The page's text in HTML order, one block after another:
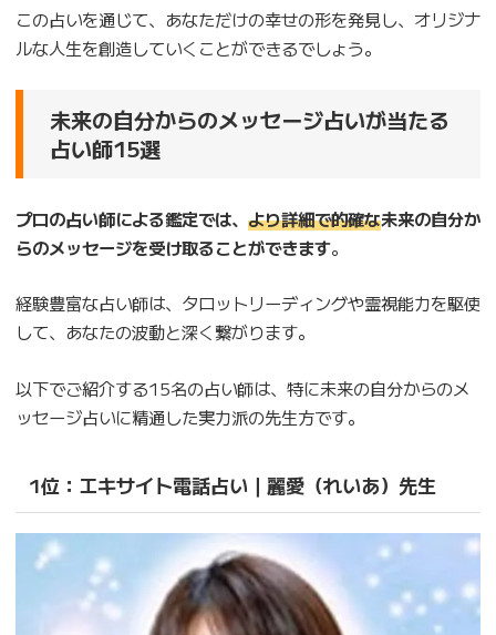
この占いを通じて、あなただけの幸せの形を発見し、オリジナ
ルな人生を創造していくことができるでしょう。
未来の自分からのメッセージ占いが当たる
占い師15選
プロの占い師による鑑定では、 より詳細で的確な未来の自分か
らのメッセージを受け取ることができます。
経験豊富な占い師は、タロットリーディングや霊視能力を駆使
して、あなたの波動と深く繋がります。
以下でご紹介する15名の占い師は、特に未来の自分からのメ
ッセージ占いに精通した実力派の先生方です。
1位：エキサイト電話占い｜麗愛（れいあ）先生